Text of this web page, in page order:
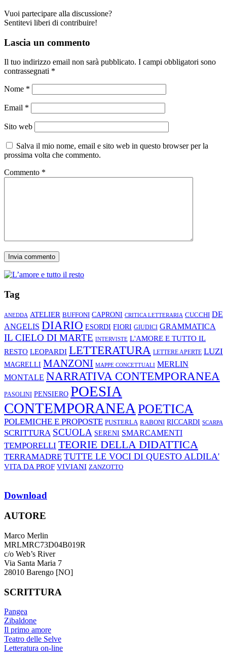
Vuoi partecipare alla discussione?
Sentitevi liberi di contribuire!
Lascia un commento
Il tuo indirizzo email non sarà pubblicato. I campi obbligatori sono
contrassegnati *
Nome *
Email *
Sito web
Salva il mio nome, email e sito web in questo browser per la
prossima volta che commento.
Commento *
Tag
ANEDDA ATELIER BUFFONI CAPRONI CRITICA LETTERARIA CUCCHI DE
ANGELIS DIARIO ESORDI FIORI GIUDICI GRAMMATICA
IL CIELO DI MARTE INTERVISTE L'AMORE E TUTTO IL
RESTO LEOPARDI LETTERATURA LETTERE APERTE LUZI
MAGRELLI MANZONI MAPPE CONCETTUALI MERLIN
MONTALE NARRATIVA CONTEMPORANEA
PASOLINI PENSIERO POESIA
CONTEMPORANEA POETICA
POLEMICHE E PROPOSTE PUSTERLA RABONI RICCARDI SCARPA
SCRITTURA SCUOLA SERENI SMARCAMENTI
TEMPORELLI TEORIE DELLA DIDATTICA
TERRAMADRE TUTTE LE VOCI DI QUESTO ALDILA'
VITA DA PROF VIVIANI ZANZOTTO
Download
AUTORE
Marco Merlin
MRLMRC73D04B019R
c/o Web’s River
Via Santa Maria 7
28010 Barengo [NO]
SCRITTURA
Pangea
Zibaldone
Il primo amore
Teatro delle Selve
Letteratura on-line